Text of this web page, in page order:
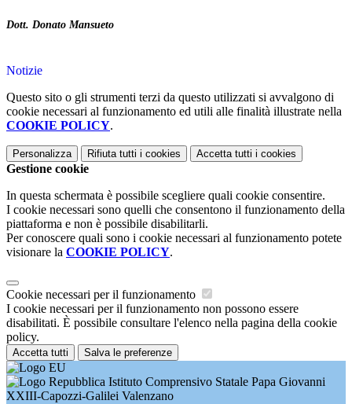
Dott. Donato Mansueto
Notizie
Questo sito o gli strumenti terzi da questo utilizzati si avvalgono di
cookie necessari al funzionamento ed utili alle finalità illustrate nella
COOKIE POLICY.
Personalizza Rifiuta tutti i cookies Accetta tutti i cookies
Gestione cookie
In questa schermata è possibile scegliere quali cookie consentire.
I cookie necessari sono quelli che consentono il funzionamento della
piattaforma e non è possibile disabilitarli.
Per conoscere quali sono i cookie necessari al funzionamento potete
visionare la COOKIE POLICY.
Cookie necessari per il funzionamento
I cookie necessari per il funzionamento non possono essere
disabilitati. È possibile consultare l'elenco nella pagina della cookie
policy.
Accetta tutti Salva le preferenze
Istituto Comprensivo Statale Papa Giovanni
XXIII-Capozzi-Galilei Valenzano